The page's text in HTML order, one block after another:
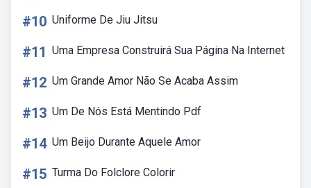
#10 Uniforme De Jiu Jitsu
#11 Uma Empresa Construirá Sua Página Na Internet
#12 Um Grande Amor Não Se Acaba Assim
#13 Um De Nós Está Mentindo Pdf
#14 Um Beijo Durante Aquele Amor
#15 Turma Do Folclore Colorir